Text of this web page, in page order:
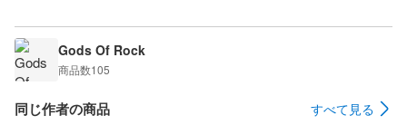
Gods Of Rock
商品数105
同じ作者の商品 すべて見る